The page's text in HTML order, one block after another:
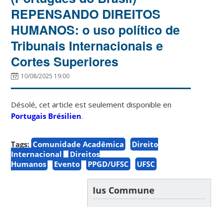
REPENSANDO DIREITOS
HUMANOS: o uso político de
Tribunais Internacionais e
Cortes Superiores
10/08/2025 19:00
Désolé, cet article est seulement disponible en
Portugais Brésilien.
Tags: Comunidade Acadêmica
Direito
Internacional
Direitos
Humanos
Evento PPGD/UFSC UFSC
Ius Commune